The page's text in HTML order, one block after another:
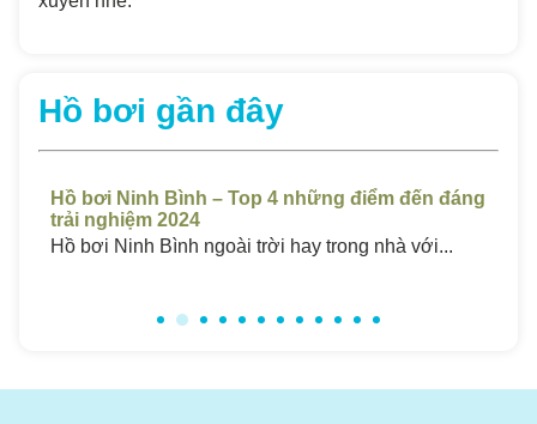
Hồ bơi gần đây
Hồ bơi Ninh Bình – Top 4 những điểm đến đáng
trải nghiệm 2024
Hồ bơi Ninh Bình ngoài trời hay trong nhà với...